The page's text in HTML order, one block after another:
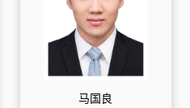
马国良